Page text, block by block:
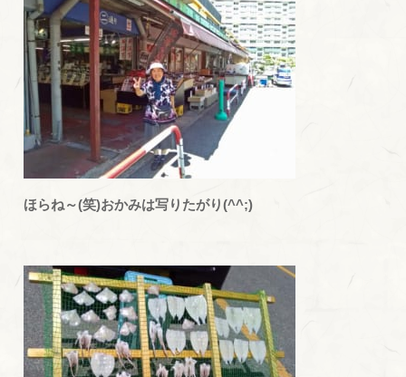
ほらね～(笑)おかみは写りたがり(^^;)